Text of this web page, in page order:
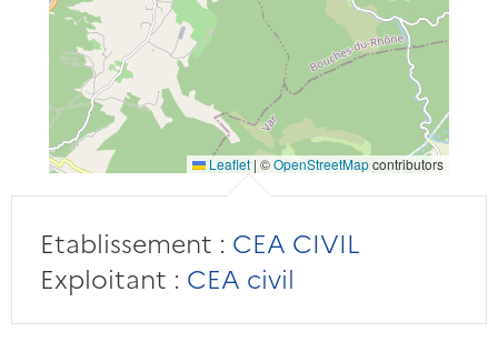
Leaflet | ©OpenStreetMapcontributors
Etablissement : CEA CIVIL
Exploitant : CEA civil